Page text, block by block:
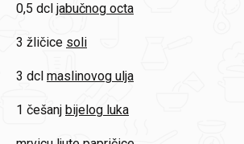
0,5 dcl jabučnog octa
3 žličice soli
3 dcl maslinovog ulja
1 češanj bijelog luka